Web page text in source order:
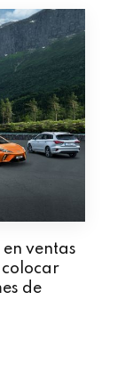
ventas
colocar
de